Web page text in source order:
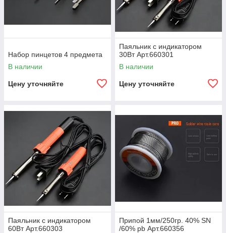
Набор пинцетов 4 предмета
В наличии
Цену уточняйте
Паяльник с индикатором
30Вт Арт.660301
В наличии
Цену уточняйте
Паяльник с индикатором
60Вт Арт.660303
Припой 1мм/250гр. 40% SN
/60% pb Арт.660356